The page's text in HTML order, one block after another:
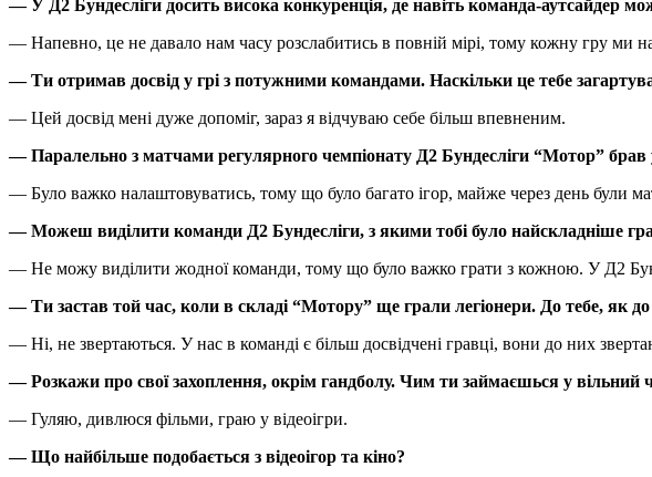
— У Д2 Бундесліги досить висока конкуренція, де навіть команда-аутсайдер
— Напевно, це не давало нам часу розслабитись в повній мірі, тому кожну гру ми
— Ти отримав досвід у грі з потужними командами. Наскільки це тебе
— Цей досвід мені дуже допоміг, зараз я відчуваю себе більш впевненим.
— Паралельно з матчами регулярного чемпіонату Д2 Бундесліги “Мотор” брав
— Було важко налаштовуватись, тому що було багато ігор, майже через день були
— Можеш виділити команди Д2 Бундесліги, з якими тобі було найскладніше
— Не можу виділити жодної команди, тому що було важко грати з кожною. У Д2
— Ти застав той час, коли в складі “Мотору” ще грали легіонери. До тебе, як
— Ні, не звертаються. У нас в команді є більш досвідчені гравці, вони до них
— Розкажи про свої захоплення, окрім гандболу. Чим ти займаєшься у вільний
— Гуляю, дивлюся фільми, граю у відеоігри.
— Що найбільше подобається з відеоігор та кіно?